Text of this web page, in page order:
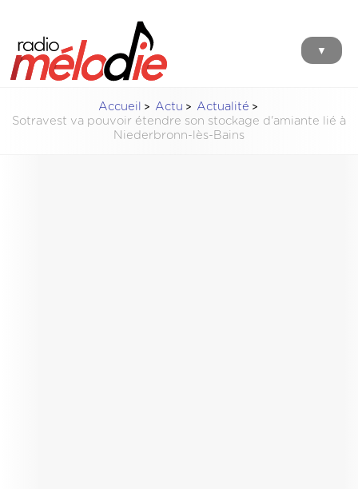
▼
Accueil Actu
Actualité
Sotravest va pouvoir étendre son stockage d'amiante lié à
Niederbronn-lès-Bains